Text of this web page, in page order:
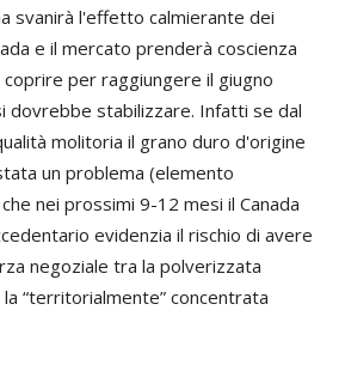
svanirà l'effetto calmierante dei
e il mercato prenderà coscienza
per raggiungere il giugno
dovrebbe stabilizzare. Infatti se dal
molitoria il grano duro d'origine
un problema (elemento
nei prossimi 9-12 mesi il Canada
evidenzia il rischio di avere
negoziale tra la polverizzata
“territorialmente” concentrata